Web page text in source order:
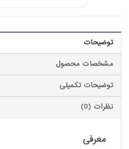
توضیحات
مشخصات محصول
توضیحات تکمیلی
نظرات (0)
معرفی